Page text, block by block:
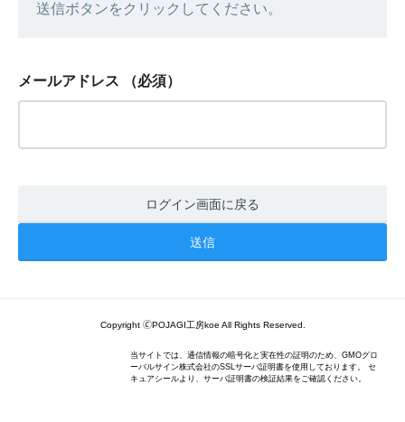
送信ボタンをクリックしてください。
メールアドレス （必須）
ログイン画面に戻る
Copyright 🄫POJAGI工房koe All Rights Reserved.
当サイトでは、通信情報の暗号化と実在性の証明のため、GMOグロ
ーバルサイン株式会社のSSLサーバ証明書を使用しております。 セ
キュアシールより、サーバ証明書の検証結果をご確認ください。